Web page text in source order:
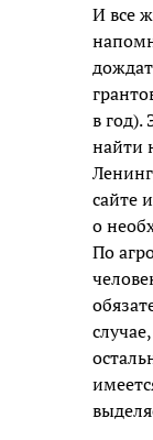
И все
в
найти
сайте
о
По